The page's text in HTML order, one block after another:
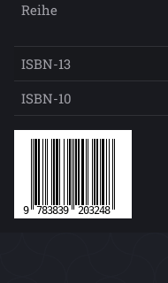
Reihe
ISBN-13
ISBN-10